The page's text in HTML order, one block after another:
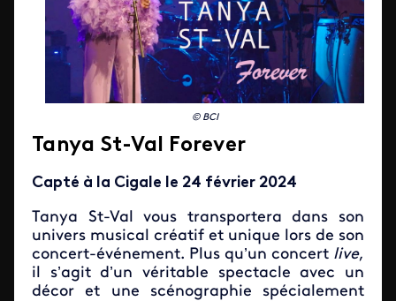
© BCI
Tanya St-Val Forever
Capté à la Cigale le 24 février 2024
Tanya St-Val vous transportera dans son
univers musical créatif et unique lors de son
concert-événement. Plus qu’un concert live,
il s’agit d’un véritable spectacle avec un
décor et une scénographie spécialement